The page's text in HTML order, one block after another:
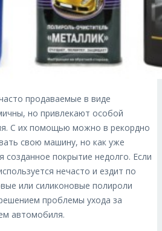
продаваемые в виде
но привлекают особой
С их помощью можно в рекордно
свою машину, но как уже
созданное покрытие недолго. Если
нечасто и ездит по
или силиконовые полироли
проблемы ухода за
автомобиля.